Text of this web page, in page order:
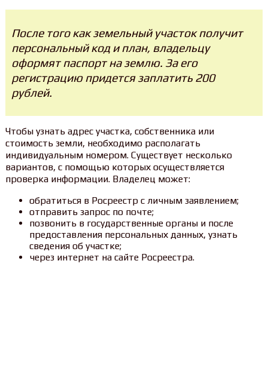
После того как земельный участок получит
персональный код и план, владельцу
оформят паспорт на землю. За его
регистрацию придется заплатить 200
рублей.
Чтобы узнать адрес участка, собственника или
стоимость земли, необходимо располагать
индивидуальным номером. Существует несколько
вариантов, с помощью которых осуществляется
проверка информации. Владелец может:
обратиться в Росреестр с личным заявлением;
отправить запрос по почте;
позвонить в государственные органы и после
предоставления персональных данных, узнать
сведения об участке;
через интернет на сайте Росреестра.